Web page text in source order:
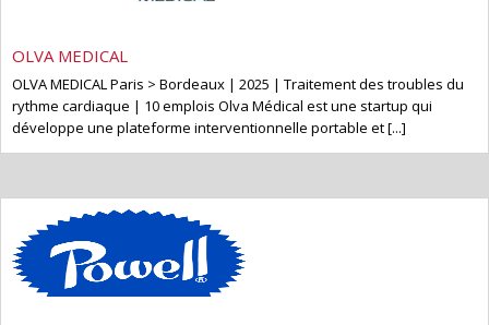
OLVA MEDICAL
OLVA MEDICAL Paris > Bordeaux | 2025 | Traitement des troubles du
rythme cardiaque | 10 emplois Olva Médical est une startup qui
développe une plateforme interventionnelle portable et [...]